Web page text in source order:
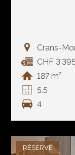
Crans-
CHF
187 m²
5.5
4
RÉSERVÉ